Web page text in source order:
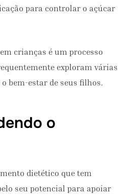
para controlar o açúcar
crianças é um processo
exploram várias
bem-estar de seus filhos.
o
dietético que tem
seu potencial para apoiar